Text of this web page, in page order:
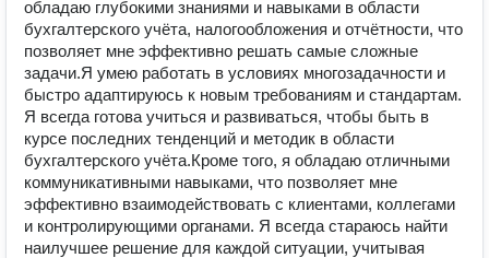
обладаю глубокими знаниями и навыками в области
бухгалтерского учёта, налогообложения и отчётности, что
позволяет мне эффективно решать самые сложные
задачи.Я умею работать в условиях многозадачности и
быстро адаптируюсь к новым требованиям и стандартам.
Я всегда готова учиться и развиваться, чтобы быть в
курсе последних тенденций и методик в области
бухгалтерского учёта.Кроме того, я обладаю отличными
коммуникативными навыками, что позволяет мне
эффективно взаимодействовать с клиентами, коллегами
и контролирующими органами. Я всегда стараюсь найти
наилучшее решение для каждой ситуации, учитывая